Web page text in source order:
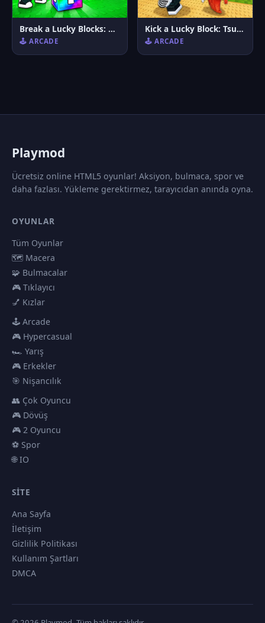
Break a Lucky Blocks: Catch Brainrots
🕹️ ARCADE
Kick a Lucky Block: Tsunami Football
🕹️ ARCADE
Playmod
Ücretsiz online HTML5 oyunlar! Aksiyon, bulmaca, spor ve
daha fazlası. Yükleme gerektirmez, tarayıcıdan anında oyna.
OYUNLAR
Tüm Oyunlar
🗺️ Macera
🧩 Bulmacalar
🎮 Tıklayıcı
💅 Kızlar
🕹️ Arcade
🎮 Hypercasual
🏎️ Yarış
🎮 Erkekler
🎯 Nişancılık
👥 Çok Oyuncu
🎮 Dövüş
🎮 2 Oyuncu
⚽ Spor
🌐 IO
SITE
Ana Sayfa
İletişim
Gizlilik Politikası
Kullanım Şartları
DMCA